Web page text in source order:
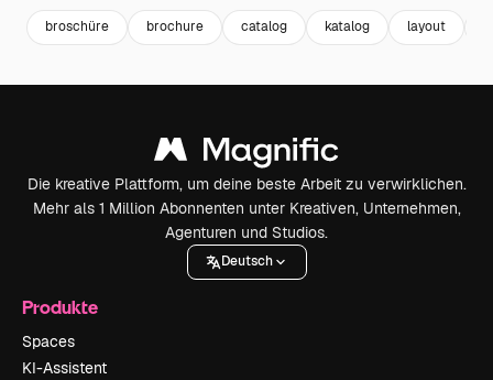
broschüre brochure catalog katalog layout
Die kreative Plattform, um deine beste Arbeit zu verwirklichen.
Mehr als 1 Million Abonnenten unter Kreativen, Unternehmen,
Agenturen und Studios.
Deutsch
Produkte
Spaces
KI-Assistent